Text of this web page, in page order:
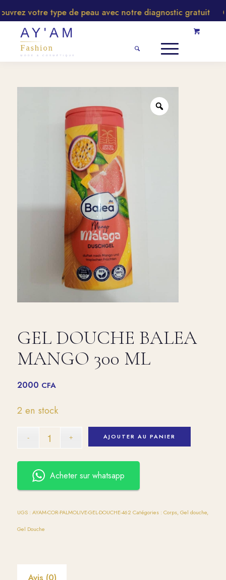
votre type de peau avec notre diagnostic gratuit
GEL DOUCHE BALEA
MANGO 300 ML
2000 CFA
2 en stock
AJOUTER AU PANIER
Acheter sur whatsapp
UGS : AYAM-COR-PALMOLIVE-GEL-DOUCHE-462 Catégories : Corps,Gel douche,
Gel Douche
Avis (0)